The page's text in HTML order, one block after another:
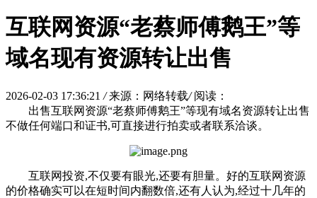
互联网资源“老蔡师傅鹅王”等
域名现有资源转让出售
2026-02-03 17:36:21/ 来源：网络转载/ 阅读：
出售互联网资源“老蔡师傅鹅王”等现有域名资源转让出售
不做任何端口和证书,可直接进行拍卖或者联系洽谈。
互联网投资,不仅要有眼光,还要有胆量。好的互联网资源
的价格确实可以在短时间内翻数倍,还有人认为,经过十几年的